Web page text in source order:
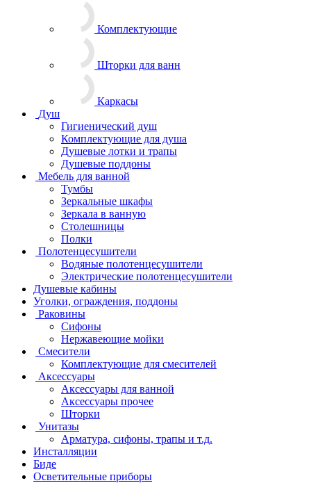
Комплектующие
Шторки для ванн
Каркасы
Душ
Гигиенический душ
Комплектующие для душа
Душевые лотки и трапы
Душевые поддоны
Мебель для ванной
Тумбы
Зеркальные шкафы
Зеркала в ванную
Столешницы
Полки
Полотенцесушители
Водяные полотенцесушители
Электрические полотенцесушители
Душевые кабины
Уголки, ограждения, поддоны
Раковины
Сифоны
Нержавеющие мойки
Смесители
Комплектующие для смесителей
Аксессуары
Аксессуары для ванной
Аксессуары прочее
Шторки
Унитазы
Арматура, сифоны, трапы и т.д.
Инсталляции
Биде
Осветительные приборы